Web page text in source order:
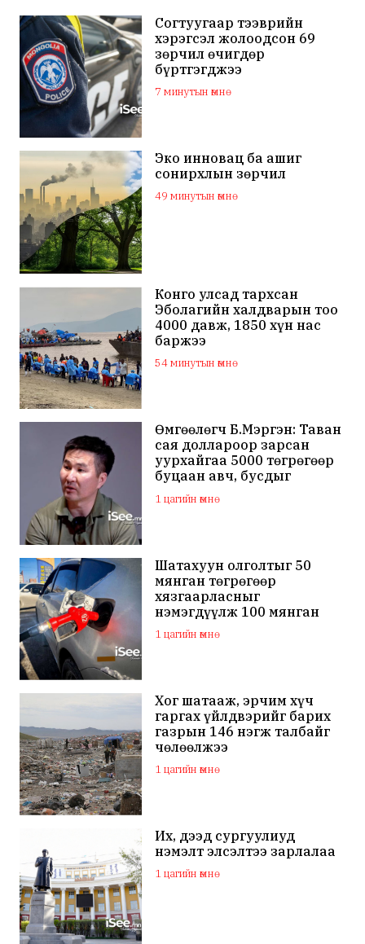
Согтуугаар тээврийн
хэрэгсэл жолоодсон 69
зөрчил өчигдөр
бүртгэгджээ
7 минутын өмнө
Эко инновац ба ашиг
сонирхлын зөрчил
49 минутын өмнө
Конго улсад тархсан
Эболагийн халдварын тоо
4000 давж, 1850 хүн нас
баржээ
54 минутын өмнө
Өмгөөлөгч Б.Мэргэн: Таван
сая доллароор зарсан
уурхайгаа 5000 төгрөгөөр
буцаан авч, бусдыг
залилсан Ө.Ганзоригийн
өмгөөлөгч ёс зүйгүйгээр
1 цагийн өмнө
Шатахуун олголтыг 50
мянган төгрөгөөр
хязгаарласныг
нэмэгдүүлж 100 мянган
төгрөгт хүргэхээр судалж
байна
1 цагийн өмнө
Хог шатааж, эрчим хүч
гаргах үйлдвэрийг барих
газрын 146 нэгж талбайг
чөлөөлжээ
1 цагийн өмнө
Их, дээд сургуулиуд
нэмэлт элсэлтээ зарлалаа
1 цагийн өмнө